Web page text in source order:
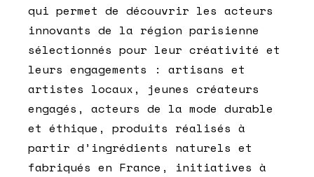
qui permet de découvrir les acteurs
innovants de la région parisienne
sélectionnés pour leur créativité et
leurs engagements : artisans et
artistes locaux, jeunes créateurs
engagés, acteurs de la mode durable
et éthique, produits réalisés à
partir d’ingrédients naturels et
fabriqués en France, initiatives à